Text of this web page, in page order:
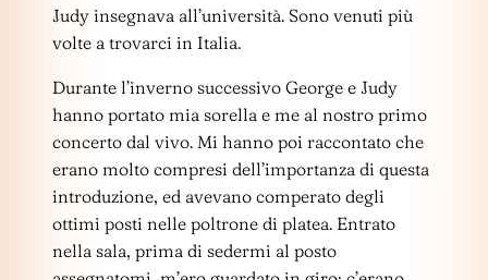
Judy insegnava all’università. Sono venuti più
volte a trovarci in Italia.
Durante l’inverno successivo George e Judy
hanno portato mia sorella e me al nostro primo
concerto dal vivo. Mi hanno poi raccontato che
erano molto compresi dell’importanza di questa
introduzione, ed avevano comperato degli
ottimi posti nelle poltrone di platea. Entrato
nella sala, prima di sedermi al posto